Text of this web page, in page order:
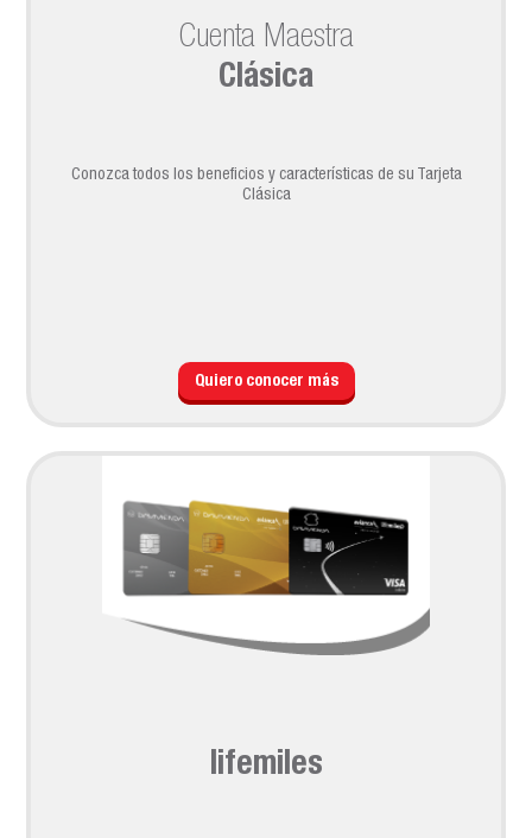
Cuenta Maestra
Clásica
Conozca todos los beneficios y características de su Tarjeta
Clásica
Quiero conocer más
lifemiles